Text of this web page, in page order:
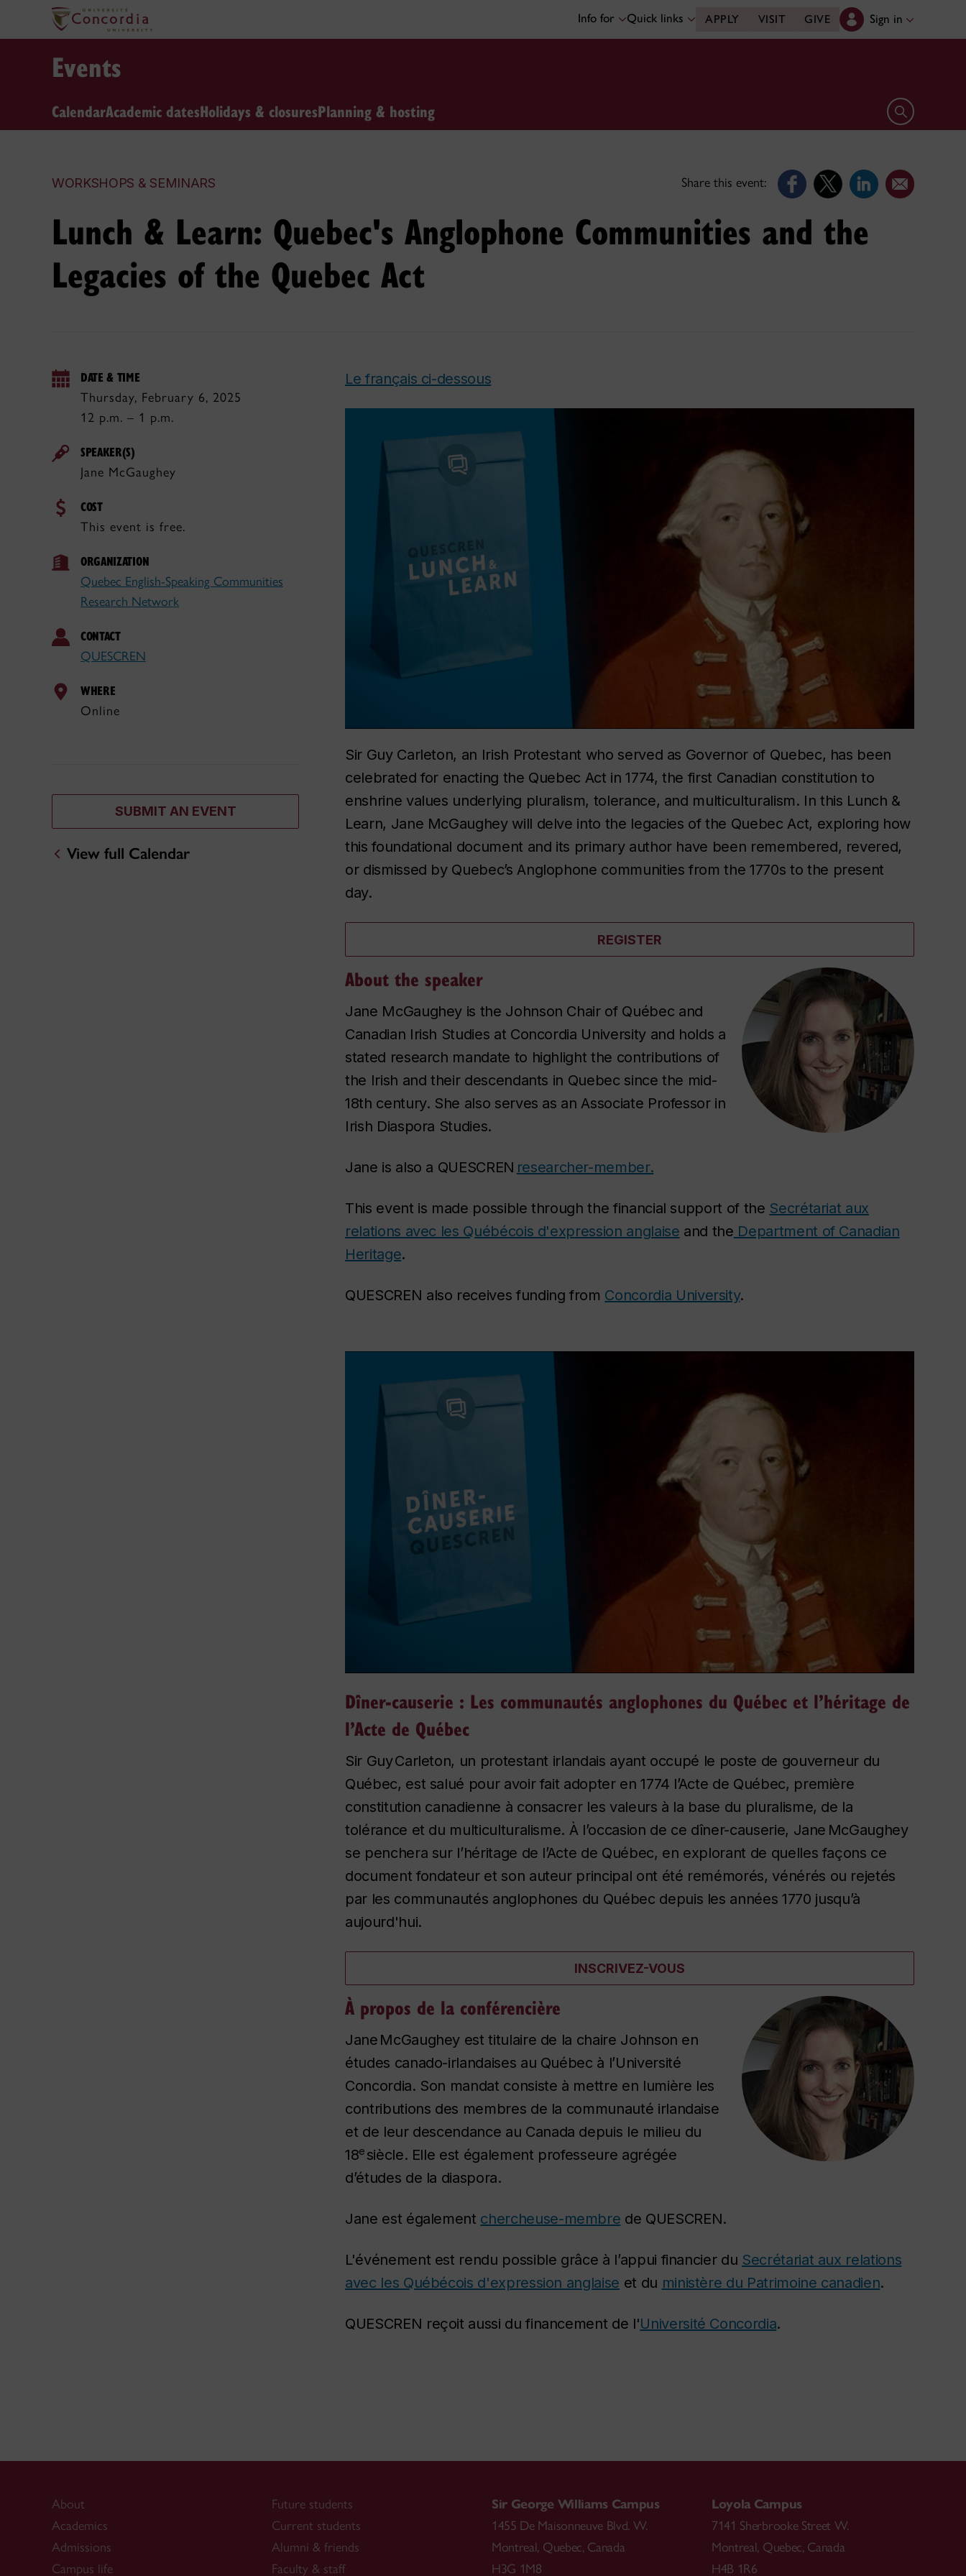
Info for Quick links APPLY VISIT GIVE Sign in
Events
CalendarAcademic datesHolidays & closuresPlanning & hosting Open search
WORKSHOPS & SEMINARS Share this event:
Lunch & Learn: Quebec's Anglophone Communities and the
Legacies of the Quebec Act
DATE & TIME
Thursday, February 6, 2025
12 p.m. – 1 p.m.
SPEAKER(S)
Jane McGaughey
COST
This event is free.
ORGANIZATION
Quebec English-Speaking Communities
Research Network
CONTACT
QUESCREN
WHERE
Online
SUBMIT AN EVENT
View full Calendar
Le français ci-dessous
Sir Guy Carleton, an Irish Protestant who served as Governor of Quebec, has been
celebrated for enacting the Quebec Act in 1774, the first Canadian constitution to
enshrine values underlying pluralism, tolerance, and multiculturalism. In this Lunch &
Learn, Jane McGaughey will delve into the legacies of the Quebec Act, exploring how
this foundational document and its primary author have been remembered, revered,
or dismissed by Quebec’s Anglophone communities from the 1770s to the present
day.
REGISTER
About the speaker
Jane McGaughey is the Johnson Chair of Québec and
Canadian Irish Studies at Concordia University and holds a
stated research mandate to highlight the contributions of
the Irish and their descendants in Quebec since the mid-
18th century. She also serves as an Associate Professor in
Irish Diaspora Studies.
Jane is also a QUESCREN researcher-member.
This event is made possible through the financial support of the Secrétariat aux
relations avec les Québécois d'expression anglaise and the Department of Canadian
Heritage.
QUESCREN also receives funding from Concordia University.
Dîner-causerie : Les communautés anglophones du Québec et l’héritage de
l’Acte de Québec
Sir Guy Carleton, un protestant irlandais ayant occupé le poste de gouverneur du
Québec, est salué pour avoir fait adopter en 1774 l’Acte de Québec, première
constitution canadienne à consacrer les valeurs à la base du pluralisme, de la
tolérance et du multiculturalisme. À l’occasion de ce dîner-causerie, Jane McGaughey
se penchera sur l’héritage de l’Acte de Québec, en explorant de quelles façons ce
document fondateur et son auteur principal ont été remémorés, vénérés ou rejetés
par les communautés anglophones du Québec depuis les années 1770 jusqu’à
aujourd'hui.
INSCRIVEZ-VOUS
À propos de la conférencière
Jane McGaughey est titulaire de la chaire Johnson en
études canado-irlandaises au Québec à l’Université
Concordia. Son mandat consiste à mettre en lumière les
contributions des membres de la communauté irlandaise
et de leur descendance au Canada depuis le milieu du
18e siècle. Elle est également professeure agrégée
d’études de la diaspora.
Jane est également chercheuse-membre de QUESCREN.
L'événement est rendu possible grâce à l’appui financier du Secrétariat aux relations
avec les Québécois d'expression anglaise et du ministère du Patrimoine canadien.
QUESCREN reçoit aussi du financement de l'Université Concordia.
About
Academics
Admissions
Campus life
Future students
Current students
Alumni & friends
Faculty & staff
Sir George Williams Campus
1455 De Maisonneuve Blvd. W.
Montreal, Quebec, Canada
H3G 1M8
Loyola Campus
7141 Sherbrooke Street W.
Montreal, Quebec, Canada
H4B 1R6